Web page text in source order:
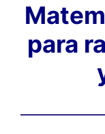
para